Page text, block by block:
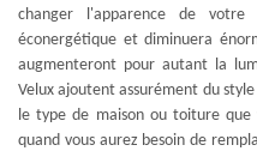
changer l'apparence de
éconergétique et diminuera
augmenteront pour autant la
Velux ajoutent assurément du
le type de maison ou toiture que
quand vous aurez besoin de